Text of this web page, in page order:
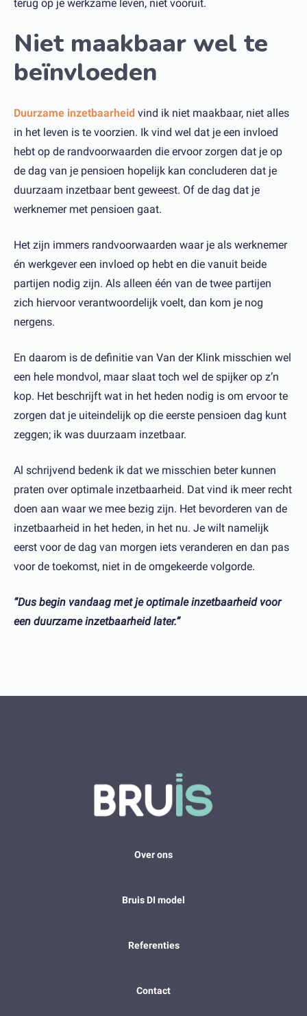
terug op je werkzame leven, niet vooruit.
Niet maakbaar wel te
beïnvloeden
Duurzame inzetbaarheid vind ik niet maakbaar, niet alles
in het leven is te voorzien. Ik vind wel dat je een invloed
hebt op de randvoorwaarden die ervoor zorgen dat je op
de dag van je pensioen hopelijk kan concluderen dat je
duurzaam inzetbaar bent geweest. Of de dag dat je
werknemer met pensioen gaat.
Het zijn immers randvoorwaarden waar je als werknemer
én werkgever een invloed op hebt en die vanuit beide
partijen nodig zijn. Als alleen één van de twee partijen
zich hiervoor verantwoordelijk voelt, dan kom je nog
nergens.
En daarom is de definitie van Van der Klink misschien wel
een hele mondvol, maar slaat toch wel de spijker op z’n
kop. Het beschrijft wat in het heden nodig is om ervoor te
zorgen dat je uiteindelijk op die eerste pensioen dag kunt
zeggen; ik was duurzaam inzetbaar.
Al schrijvend bedenk ik dat we misschien beter kunnen
praten over optimale inzetbaarheid. Dat vind ik meer recht
doen aan waar we mee bezig zijn. Het bevorderen van de
inzetbaarheid in het heden, in het nu. Je wilt namelijk
eerst voor de dag van morgen iets veranderen en dan pas
voor de toekomst, niet in de omgekeerde volgorde.
“Dus begin vandaag met je optimale inzetbaarheid voor
een duurzame inzetbaarheid later.”
Over ons
Bruis DI model
Referenties
Contact